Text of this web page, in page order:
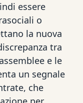
essere
o
la nuova
tra
e le
un segnale
che